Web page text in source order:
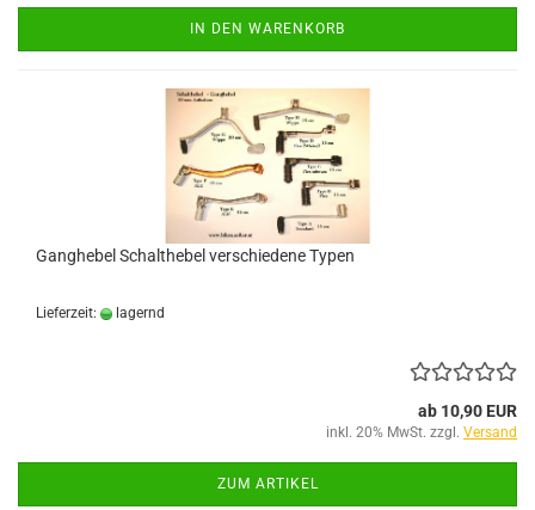
IN DEN WARENKORB
Ganghebel Schalthebel verschiedene Typen
Lieferzeit: lagernd
ab 10,90 EUR
inkl. 20% MwSt. zzgl. Versand
ZUM ARTIKEL